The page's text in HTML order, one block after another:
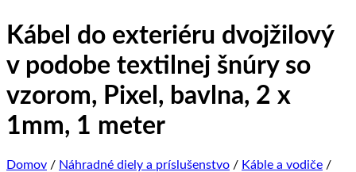
Kábel do exteriéru dvojžilový
v podobe textilnej šnúry so
vzorom, Pixel, bavlna, 2 x
1mm, 1 meter
Domov / Náhradné diely a príslušenstvo / Káble a vodiče /